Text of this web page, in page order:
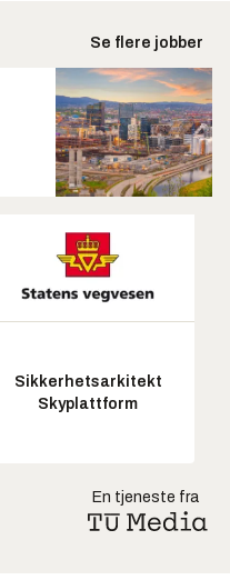
Se flere jobber
Sikkerhetsarkitekt
Skyplattform
En tjeneste fra